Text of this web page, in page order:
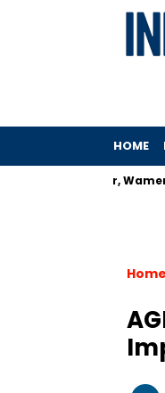
HOME
Timur, Wamen PU
Home